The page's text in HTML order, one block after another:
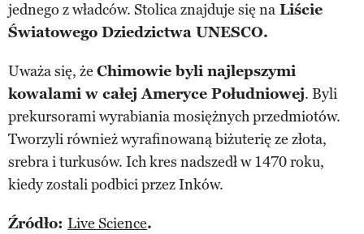
jednego z władców. Stolica znajduje się na Liście
Światowego Dziedzictwa UNESCO.
Uważa się, że Chimowie byli najlepszymi
kowalami w całej Ameryce Południowej. Byli
prekursorami wyrabiania mosiężnych przedmiotów.
Tworzyli również wyrafinowaną biżuterię ze złota,
srebra i turkusów. Ich kres nadszedł w 1470 roku,
kiedy zostali podbici przez Inków.
Źródło: Live Science.